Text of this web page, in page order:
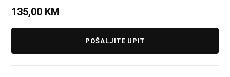
135,00 KM
POŠALJITE UPIT